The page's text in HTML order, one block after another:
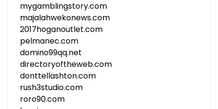
mygamblingstory.com
majalahwekonews.com
2017hoganoutlet.com
pelmanec.com
domino99qq.net
directoryoftheweb.com
donttellashton.com
rush3studio.com
roro90.com